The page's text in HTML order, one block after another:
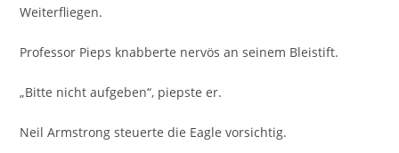
Weiterfliegen.
Professor Pieps knabberte nervös an seinem Bleistift.
„Bitte nicht aufgeben“, piepste er.
Neil Armstrong steuerte die Eagle vorsichtig.